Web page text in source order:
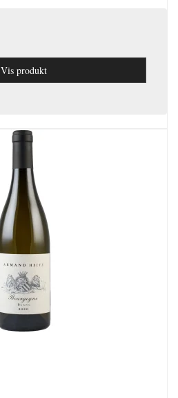
Vis produkt